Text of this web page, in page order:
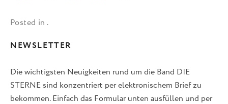
Posted in .
NEWSLETTER
Die wichtigsten Neuigkeiten rund um die Band DIE
STERNE sind konzentriert per elektronischem Brief zu
bekommen. Einfach das Formular unten ausfüllen und per